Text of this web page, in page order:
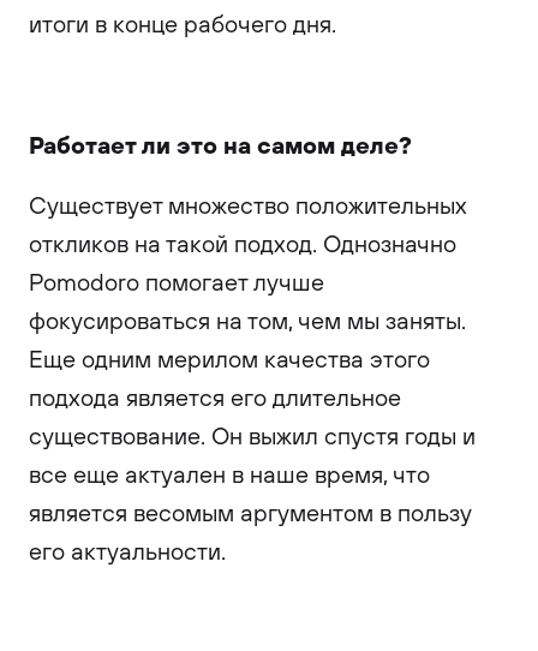
итоги в конце рабочего дня.
Работает ли это на самом деле?
Существует множество положительных
откликов на такой подход. Однозначно
Pomodoro помогает лучше
фокусироваться на том, чем мы заняты.
Еще одним мерилом качества этого
подхода является его длительное
существование. Он выжил спустя годы и
все еще актуален в наше время, что
является весомым аргументом в пользу
его актуальности.